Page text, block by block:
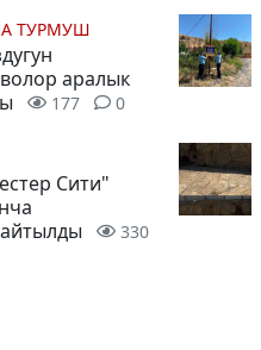
ТУРМУШ
аралык
177 0
Сити"
330